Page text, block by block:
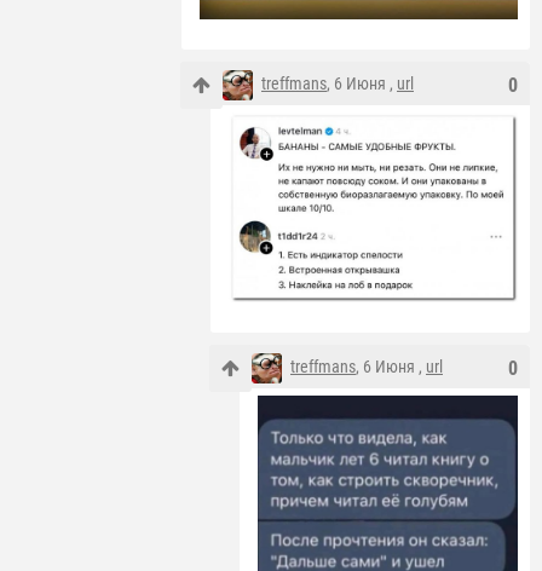
0
treffmans, 6 Июня , url
0
treffmans, 6 Июня , url